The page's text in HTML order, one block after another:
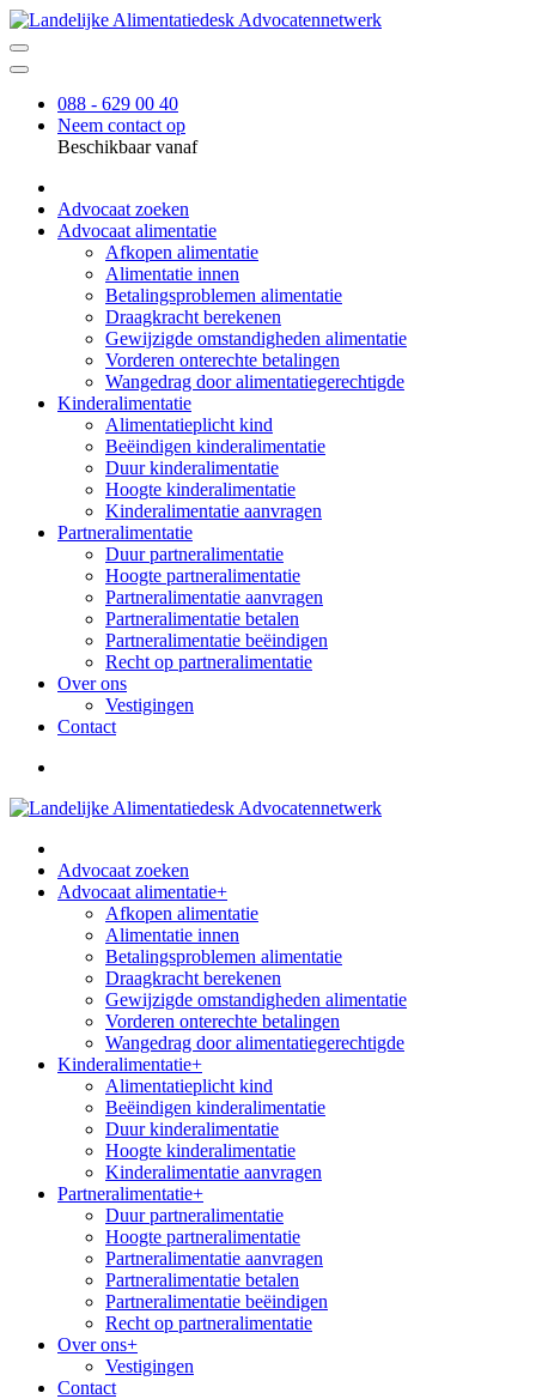
088 - 629 00 40
Neem contact op
Beschikbaar vanaf
Advocaat zoeken
Advocaat alimentatie
Afkopen alimentatie
Alimentatie innen
Betalingsproblemen alimentatie
Draagkracht berekenen
Gewijzigde omstandigheden alimentatie
Vorderen onterechte betalingen
Wangedrag door alimentatiegerechtigde
Kinderalimentatie
Alimentatieplicht kind
Beëindigen kinderalimentatie
Duur kinderalimentatie
Hoogte kinderalimentatie
Kinderalimentatie aanvragen
Partneralimentatie
Duur partneralimentatie
Hoogte partneralimentatie
Partneralimentatie aanvragen
Partneralimentatie betalen
Partneralimentatie beëindigen
Recht op partneralimentatie
Over ons
Vestigingen
Contact
Advocaat zoeken
Advocaat alimentatie+
Afkopen alimentatie
Alimentatie innen
Betalingsproblemen alimentatie
Draagkracht berekenen
Gewijzigde omstandigheden alimentatie
Vorderen onterechte betalingen
Wangedrag door alimentatiegerechtigde
Kinderalimentatie+
Alimentatieplicht kind
Beëindigen kinderalimentatie
Duur kinderalimentatie
Hoogte kinderalimentatie
Kinderalimentatie aanvragen
Partneralimentatie+
Duur partneralimentatie
Hoogte partneralimentatie
Partneralimentatie aanvragen
Partneralimentatie betalen
Partneralimentatie beëindigen
Recht op partneralimentatie
Over ons+
Vestigingen
Contact